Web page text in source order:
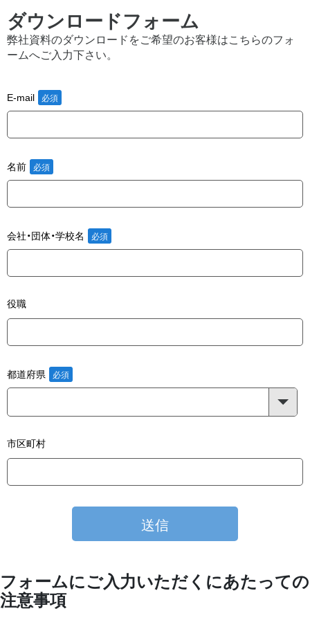
ダウンロードフォーム
弊社資料のダウンロードをご希望のお客様はこちらのフォ
ームへご入力下さい。
E-mail
名前
会社・団体・学校名
役職
都道府県
市区町村
フォームにご入力いただくにあたっての
注意事項